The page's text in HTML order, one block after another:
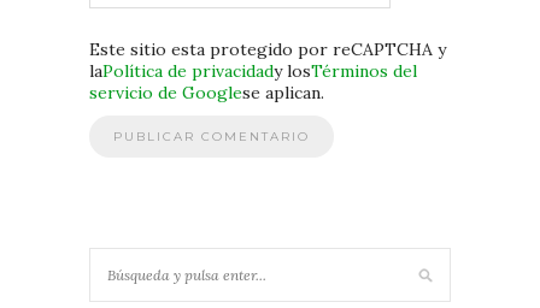
Este sitio esta protegido por reCAPTCHA y
laPolítica de privacidady losTérminos del
servicio de Googlese aplican.